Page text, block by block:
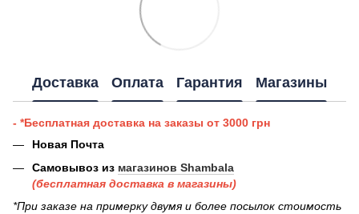
Доставка Оплата Гарантия Магазины
- *Бесплатная доставка на заказы от 3000 грн
Новая Почта
Самовывоз из магазинов Shambala
(бесплатная доставка в магазины)
*При заказе на примерку двумя и более посылок стоимость